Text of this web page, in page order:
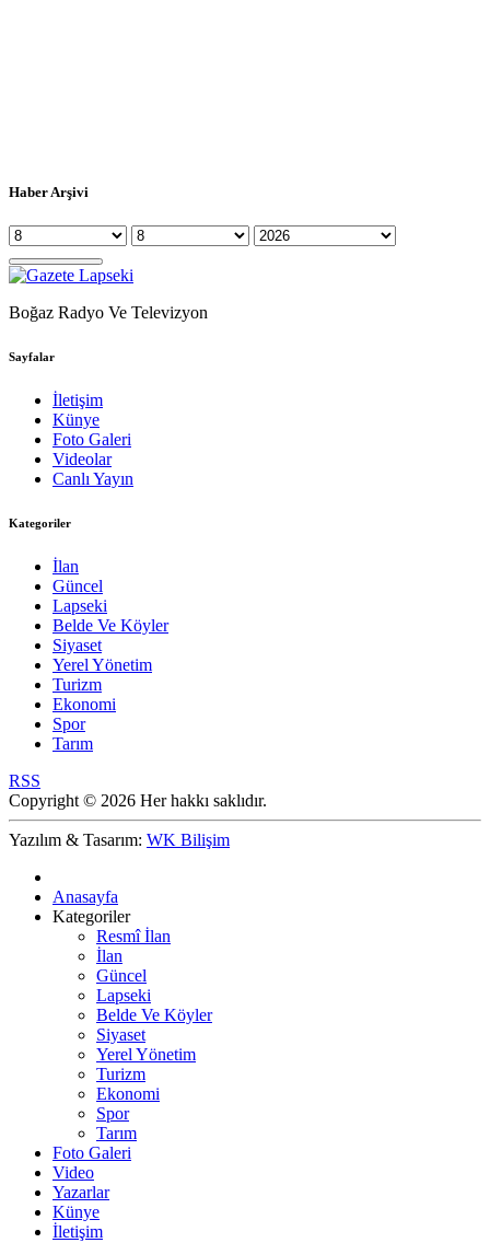
Haber Arşivi
Boğaz Radyo Ve Televizyon
Sayfalar
İletişim
Künye
Foto Galeri
Videolar
Canlı Yayın
Kategoriler
İlan
Güncel
Lapseki
Belde Ve Köyler
Siyaset
Yerel Yönetim
Turizm
Ekonomi
Spor
Tarım
RSS
Copyright © 2026 Her hakkı saklıdır.
Yazılım & Tasarım: WK Bilişim
Anasayfa
Kategoriler
Resmî İlan
İlan
Güncel
Lapseki
Belde Ve Köyler
Siyaset
Yerel Yönetim
Turizm
Ekonomi
Spor
Tarım
Foto Galeri
Video
Yazarlar
Künye
İletişim